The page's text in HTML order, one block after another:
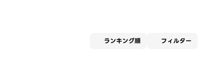
ランキング順 フィルター